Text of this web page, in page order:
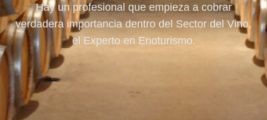
Hay un profesional que empieza a cobrar
verdadera importancia dentro del Sector del Vino,
el Experto en Enoturismo.